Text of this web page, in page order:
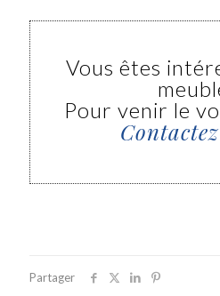
Vous êtes
Pour venir le
Partager